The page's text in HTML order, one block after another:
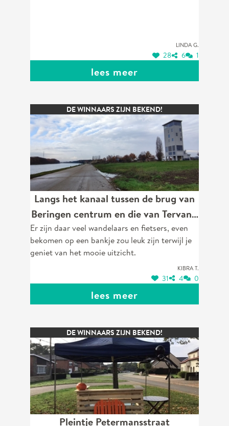
Linda G.
28 6 1
lees meer
DE WINNAARS ZIJN BEKEND!
Langs het kanaal tussen de brug van
Beringen centrum en die van Tervant.
Thv Nijverheidsstraat - Kaaistraat.
Er zijn daar veel wandelaars en fietsers, even
bekomen op een bankje zou leuk zijn terwijl je
geniet van het mooie uitzicht.
Kibra T.
31 4 0
lees meer
DE WINNAARS ZIJN BEKEND!
Pleintje Petermansstraat